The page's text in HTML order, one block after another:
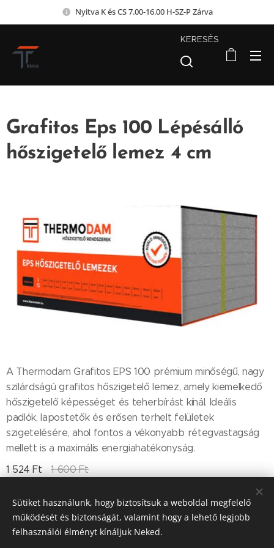
Nyitva K és CS 7.00-16.00 H-SZ-P Zárva
KERESÉS
Grafitos Eps 100 Lépésálló
hőszigetelő lemez 4 cm
A Thermodam Grafitos EPS 100 prémium minőségű, nagy
szilárdságú grafitos hőszigetelő lemez, amely kiemelkedő
hőszigetelő képességet és teherbírást kínál. Ideális
padlók, lapostetők és erősen terhelt felületek
szigetelésére, ahol fontos a vékonyabb rétegvastagság
mellett is a maximális energiahatékonyság.
1 524 Ft 1 600Ft
Till "96" Kft Adószán: 11385497-2-05
Sütiket használunk, hogy biztosítsuk a weboldal megfelelő
működését és biztonságát, valamint hogy a lehető legjobb
felhasználói élményt kínáljuk Neked.